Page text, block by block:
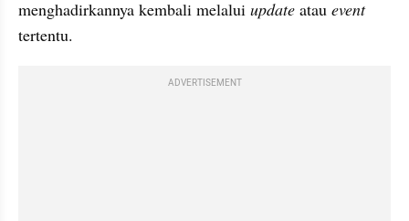
menghadirkannya kembali melalui update atau
event
tertentu.
ADVERTISEMENT